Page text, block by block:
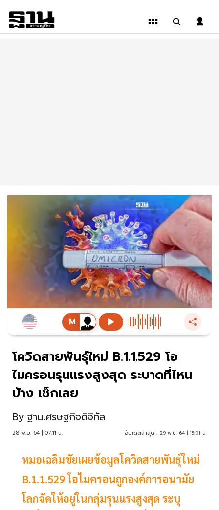
โควิดสายพันธุ์ใหม่ B.1.1.529 โอ
ไมครอนรุนแรงสูงสุด ระบาดที่ไหน
บ้าง เช็กเลย
By ฐานเศรษฐกิจดิจิทัล
28 พ.ย. 64 | 07:11 น. อัปเดตล่าสุด : 29 พ.ย. 64 | 15:01 น.
หมอเฉลิมชัยเผยข้อมูลโควิดสายพันธุ์ใหม่
B.1.1.529 โอไมครอนถูกองค์การอนามัย
โลกจัดให้อยู่ในกลุ่มรุนแรงสูงสุด ระบุ